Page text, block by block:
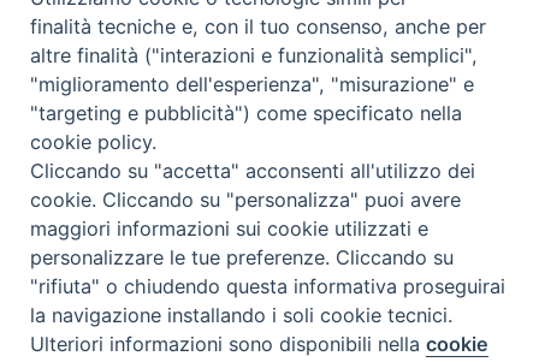
Diocesi di Melfi Rapolla Venosa
• Largo Duomo, 12 - 85025 MELFI (PZ) •
Tel. 0972238604
PEC ufficiale della Diocesi:
diocesi.melfi_rapolla_venosa@legalmail.it
Preferenze Cookie
finalità tecniche e, con il tuo consenso, anche per
altre finalità ("interazioni e funzionalità semplici",
"miglioramento dell'esperienza", "misurazione" e
"targeting e pubblicità") come specificato nella
cookie policy.
Cliccando su "accetta" acconsenti all'utilizzo dei
cookie. Cliccando su "personalizza" puoi avere
maggiori informazioni sui cookie utilizzati e
personalizzare le tue preferenze. Cliccando su
"rifiuta" o chiudendo questa informativa proseguirai
la navigazione installando i soli cookie tecnici.
Ulteriori informazioni sono disponibili nellacookie